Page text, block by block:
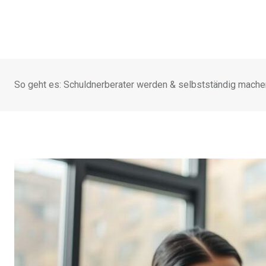
So geht es: Schuldnerberater werden & selbstständig